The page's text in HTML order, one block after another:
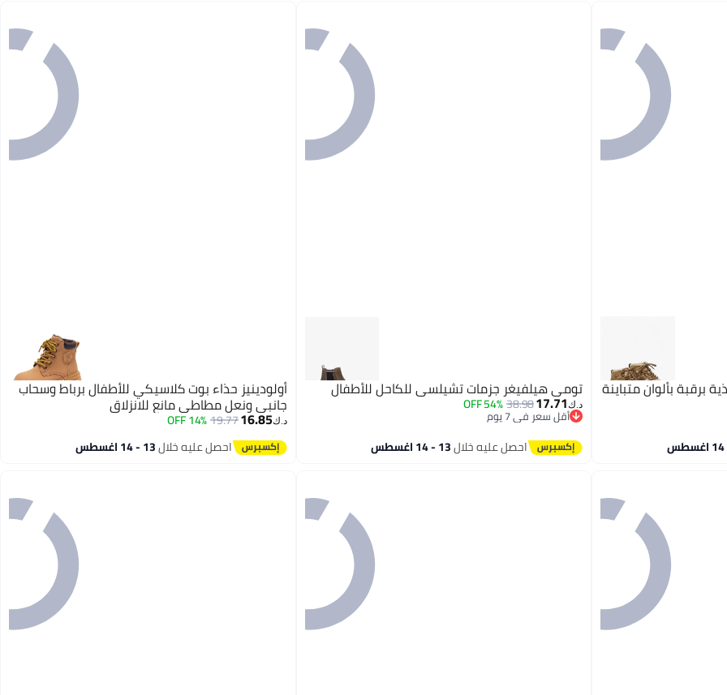
بألوان متباينة تومي هيلفيغر جزمات تشيلسي للكاحل للأطفال
د.ك‏17.71
38.98
54% OFF
أقل سعر في 7 يوم
أقل سعر في 7 يوم
احصل عليه خلال13 - 14 اغسطس
أولودينيز حذاء بوت كلاسيكي للأطفال برباط وسحاب
جانبي ونعل مطاطي مانع للانزلاق
د.ك‏16.85
19.77
14% OFF
احصل عليه خلال13 - 14 اغسطس